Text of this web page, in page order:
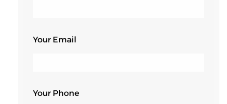
Your Email
Your Phone